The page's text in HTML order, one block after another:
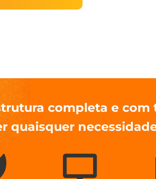
completa e com
quaisquer